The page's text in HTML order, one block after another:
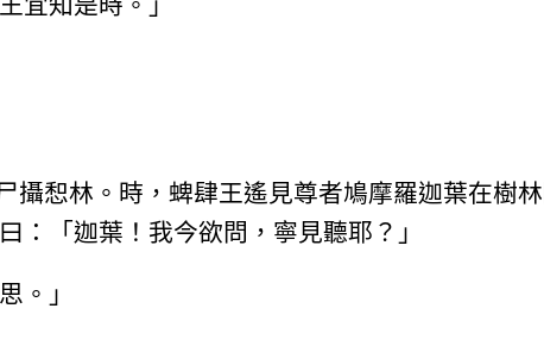
宜知是時。」
攝惒林。時，蜱肆王遙見尊者鳩摩羅迦葉在樹林
：「迦葉！我今欲問，寧見聽耶？」
。」